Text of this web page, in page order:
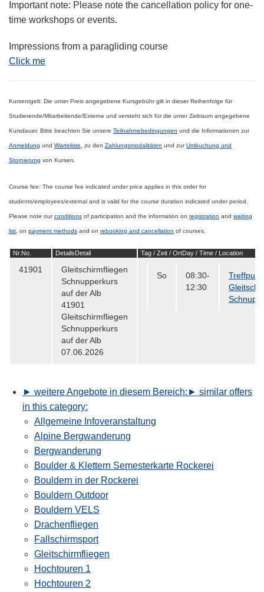
Important note: Please note the cancellation policy for one-
time workshops or events.
Impressions from a paragliding course
Click me
Kursentgelt: Die unter Preis angegebene Kursgebühr gilt in dieser Reihenfolge für
Studierende/Mitarbeitende/Externe und versteht sich für die unter Zeitraum angegebene
Kursdauer. Bitte beachten Sie unsere Teilnahmebedingungen und die Informationen zur
Anmeldung und Warteliste , zu den Zahlungsmodalitäten und zurUmbuchung und
Stornierung von Kursen.
Course fee: The course fee indicated under price applies in this order for
students/employees/external and is valid for the course duration indicated under period.
Please note ourconditions of participation and the information on registration and waiting
list , on payment methods and on rebooking and cancellation of courses.
Nr. No. DetailsDetail Tag / Zeit / OrtDay / Time / Location
41901
Gleitschirmfliegen
Schnupperkurs
auf der Alb
41901
Gleitschirmfliegen
Schnupperkurs
auf der Alb
07.06.2026
So
08:30-
12:30
► weitere Angebote in diesem Bereich: ► similar offers
in this category:
Allgemeine Infoveranstaltung
Alpine Bergwanderung
Bergwanderung
Boulder & Klettern Semesterkarte Rockerei
Bouldern in der Rockerei
Bouldern Outdoor
Bouldern VELS
Drachenfliegen
Fallschirmsport
Gleitschirmfliegen
Hochtouren 1
Hochtouren 2